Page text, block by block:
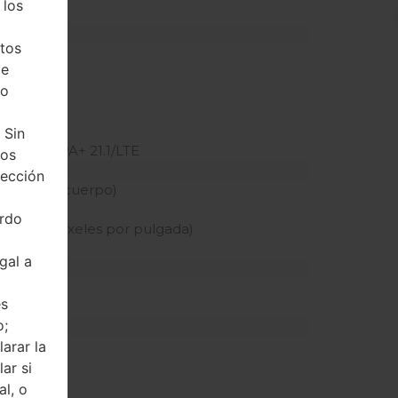
HSPA+ 21.1/LTE
pantalla-cuerpo)
de píxeles por pulgada)
los
a
la
si
o